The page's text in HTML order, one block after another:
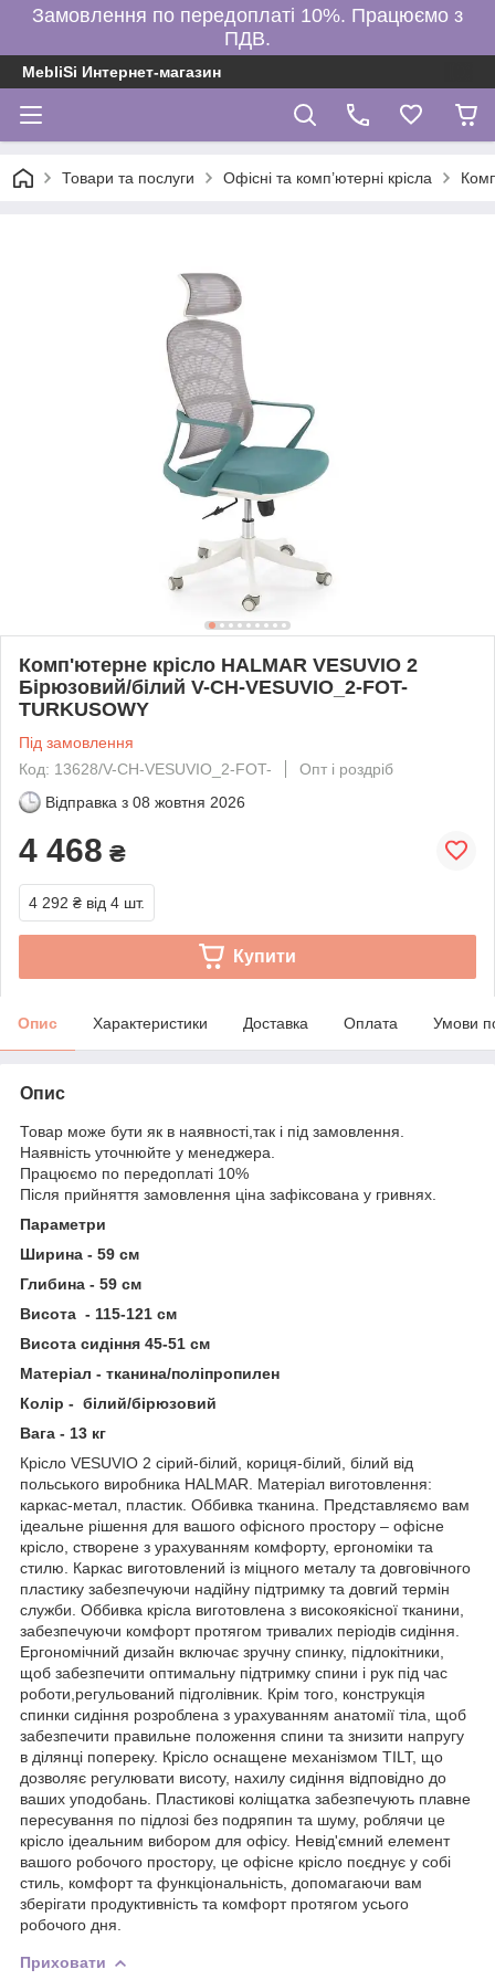
Замовлення по передоплаті 10%. Працюємо з
ПДВ.
MebliSi Интернет-магазин
Товари та послуги Офісні та комп’ютерні крісла
Комп'ютерне крісло HALMAR VESUVIO 2
Бірюзовий/білий V-CH-VESUVIO_2-FOT-
TURKUSOWY
Під замовлення
Код: 13628/V-CH-VESUVIO_2-FOT-
Опт і роздріб
Відправка з 08 жовтня 2026
4 468 ₴
4 292 ₴ від 4 шт.
Купити
Опис Характеристики Доставка Оплата Умови
Опис
Товар може бути як в наявності,так і під замовлення.
Наявність уточнюйте у менеджера.
Працюємо по передоплаті 10%
Після прийняття замовлення ціна зафіксована у гривнях.
Параметри
Ширина - 59 см
Глибина - 59 см
Висота - 115-121 см
Висота сидіння 45-51 см
Матеріал - тканина/поліпропилен
Колір - білий/бірюзовий
Вага - 13 кг
Крісло VESUVIO 2 сірий-білий, кориця-білий, білий від
польського виробника HALMAR. Матеріал виготовлення:
каркас-метал, пластик. Оббивка тканина. Представляємо вам
ідеальне рішення для вашого офісного простору – офісне
крісло, створене з урахуванням комфорту, ергономіки та
стилю. Каркас виготовлений із міцного металу та довговічного
пластику забезпечуючи надійну підтримку та довгий термін
служби. Оббивка крісла виготовлена ​​з високоякісної тканини,
забезпечуючи комфорт протягом тривалих періодів сидіння.
Ергономічний дизайн включає зручну спинку, підлокітники,
щоб забезпечити оптимальну підтримку спини і рук під час
роботи,регульований підголівник. Крім того, конструкція
спинки сидіння розроблена з урахуванням анатомії тіла, щоб
забезпечити правильне положення спини та знизити напругу
в ділянці попереку. Крісло оснащене механізмом TILT, що
дозволяє регулювати висоту, нахилу сидіння відповідно до
ваших уподобань. Пластикові коліщатка забезпечують плавне
пересування по підлозі без подряпин та шуму, роблячи це
крісло ідеальним вибором для офісу. Невід'ємний елемент
вашого робочого простору, це офісне крісло поєднує у собі
стиль, комфорт та функціональність, допомагаючи вам
зберігати продуктивність та комфорт протягом усього
робочого дня.
Приховати